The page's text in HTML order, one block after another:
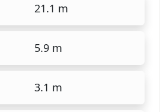
21.1 m
5.9 m
3.1 m